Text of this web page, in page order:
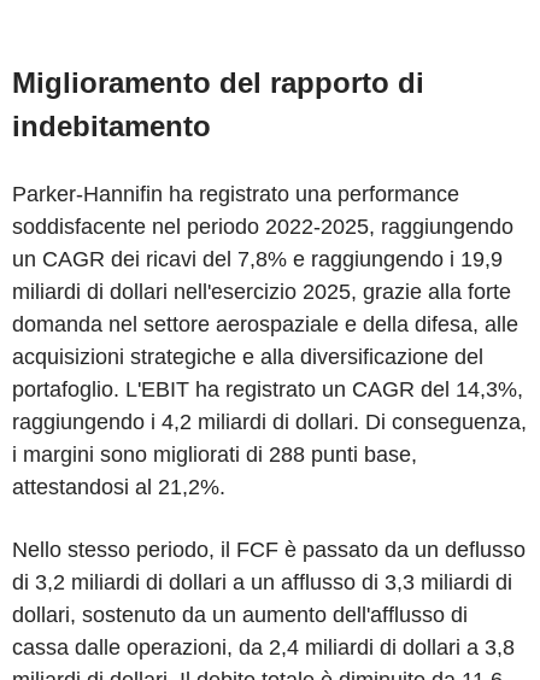
Miglioramento del rapporto di
indebitamento
Parker-Hannifin ha registrato una performance
soddisfacente nel periodo 2022-2025, raggiungendo
un CAGR dei ricavi del 7,8% e raggiungendo i 19,9
miliardi di dollari nell'esercizio 2025, grazie alla forte
domanda nel settore aerospaziale e della difesa, alle
acquisizioni strategiche e alla diversificazione del
portafoglio. L'EBIT ha registrato un CAGR del 14,3%,
raggiungendo i 4,2 miliardi di dollari. Di conseguenza,
i margini sono migliorati di 288 punti base,
attestandosi al 21,2%.
Nello stesso periodo, il FCF è passato da un deflusso
di 3,2 miliardi di dollari a un afflusso di 3,3 miliardi di
dollari, sostenuto da un aumento dell'afflusso di
cassa dalle operazioni, da 2,4 miliardi di dollari a 3,8